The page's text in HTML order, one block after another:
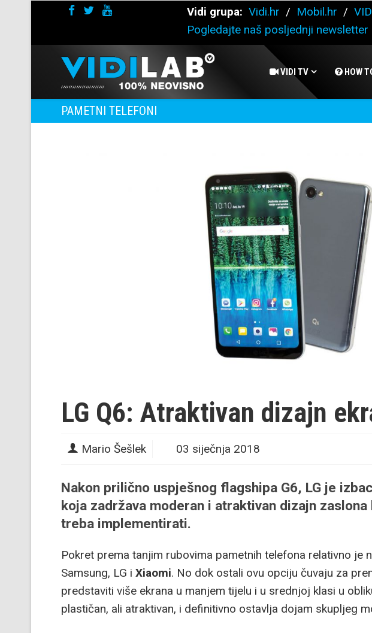
Vidi grupa: Vidi.hr / Mobil.hr /
Pogledajte naš posljednji newsletter
VIDI TV HOW
PAMETNI TELEFONI
LG Q6: Atraktivan dizajn
Mario Šešlek 03 siječnja 2018
Nakon prilično uspješnog flagshipa G6, LG je
koja zadržava moderan i atraktivan dizajn
treba implementirati.
Pokret prema tanjim rubovima pametnih telefona relativno je
Samsung, LG i Xiaomi. No dok ostali ovu opciju čuvaju za
predstaviti više ekrana u manjem tijelu i u srednjoj klasi u
plastičan, ali atraktivan, i definitivno ostavlja dojam skupljeg